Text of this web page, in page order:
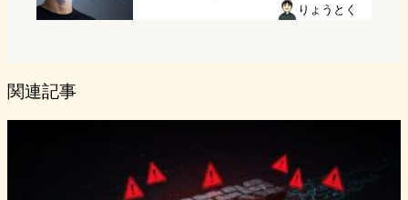
りょうとく
関連記事